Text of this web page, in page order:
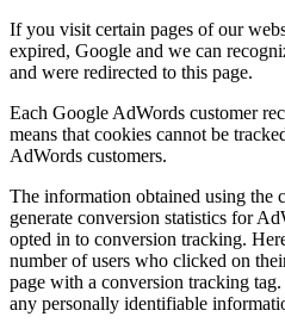
If you visit certain pages of our
expired, Google and we can
and were redirected to this page.
Each Google AdWords customer
means that cookies cannot be
AdWords customers.
The information obtained using the
generate conversion statistics for
opted in to conversion tracking.
number of users who clicked on
page with a conversion tracking
any personally identifiable